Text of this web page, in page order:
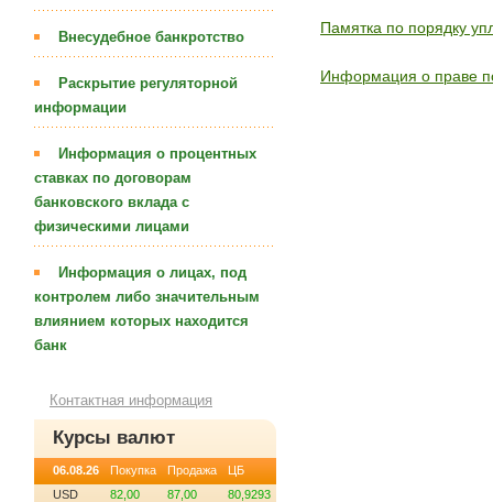
Внесудебное банкротство
Раскрытие регуляторной
информации
Информация о процентных
ставках по договорам
банковского вклада с
физическими лицами
Информация о лицах, под
контролем либо значительным
влиянием которых находится
банк
Контактная информация
Курсы валют
06.08.26 Покупка Продажа
ЦБ
USD
82,00 87,00
80,9293
Памятка по порядку
Информация о праве